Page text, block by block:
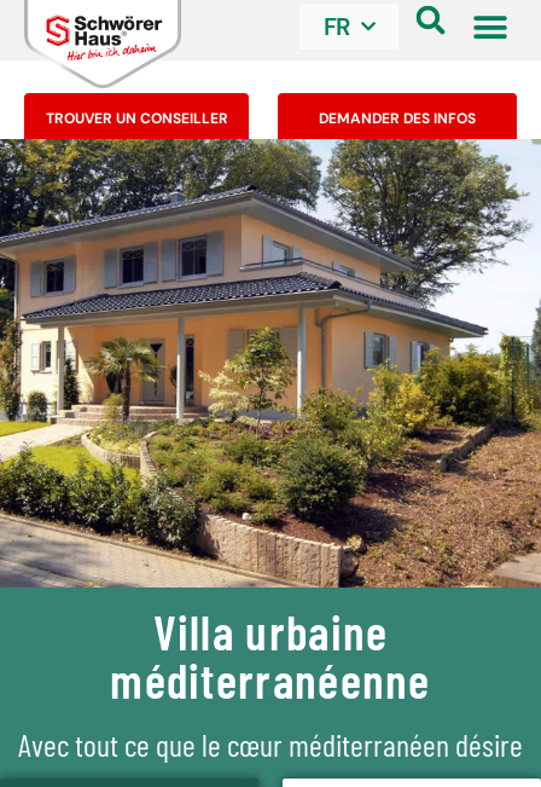
FR
TROUVER UN CONSEILLER DEMANDER DES INFOS
Villa urbaine
méditerranéenne
Avec tout ce que le cœur méditerranéen désire